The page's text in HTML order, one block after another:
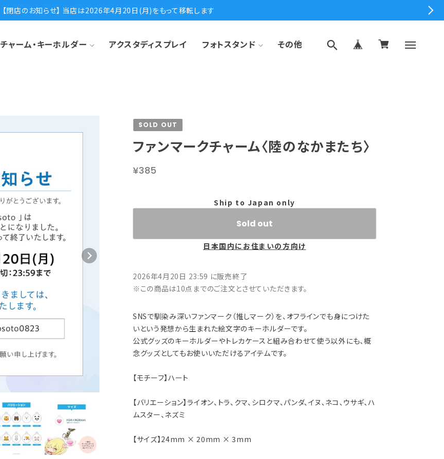
【閉店のお知らせ】 当店は2026年4月20日(月)をもって移転します
チャーム・キーホルダー アクスタディスプレイ フォトスタンド その他
SOLD OUT
ファンマークチャーム〈陸のなかまたち〉
¥385
Ship to Japan only
Sold out
日本国内にお住まいの方向け
2026年4月20日 23:59 に販売終了
※この商品は10点までのご注文とさせていただきます。
SNSで馴染み深いファンマーク（推しマーク）を、オフラインでも身につけた
いという発想から生まれた絵文字のキーホルダーです。
公式グッズのキーホルダーやトレカケースと組み合わせて使う以外にも、概
念グッズとしてもお使いいただけるアイテムです。
【モチーフ】ハート
【バリエーション】ライオン、トラ、クマ、シロクマ、パンダ、イヌ、ネコ、ウサギ、ハ
ムスター、ネズミ
【サイズ】24mm × 20mm × 3mm